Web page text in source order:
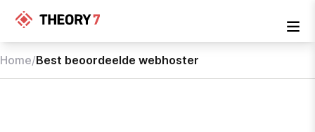
Home/Best beoordeelde webhoster